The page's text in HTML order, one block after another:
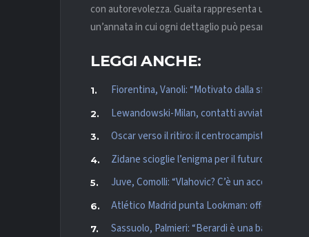
con autorevolezza. Guaita rappresenta una
un’annata in cui ogni dettaglio può pesare. L’arrivo
LEGGI ANCHE:
Fiorentina, Vanoli: “Motivato dalla sfida, sono
Lewandowski-Milan, contatti avviati:
Oscar verso il ritiro: il centrocampista del São
Zidane scioglie l’enigma per il futuro:
Juve, Comolli: “Vlahovic? C’è un accordo, ne
Atlético Madrid punta Lookman: offerta da 60
Sassuolo, Palmieri: “Berardi è una bandiera.